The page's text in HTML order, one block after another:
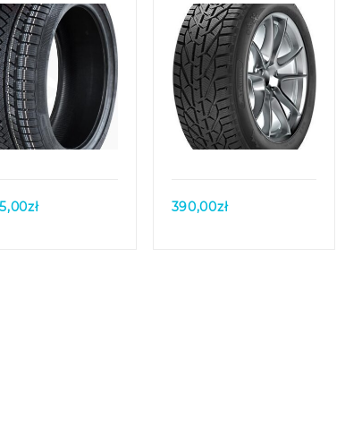
Quick view
zł
Quick view
390,00zł